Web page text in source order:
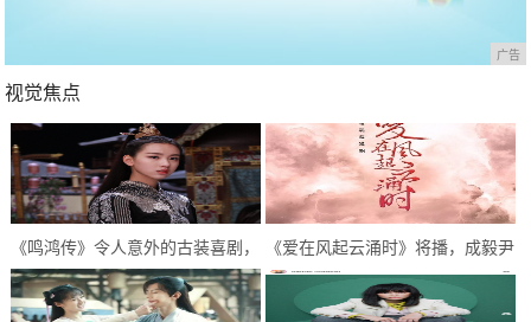
广告
视觉焦点
《鸣鸿传》令人意外的古装喜剧，
逗趣中感悟人生，开启喜剧新模式
《爱在风起云涌时》将播，成毅尹
正首次合作，超期待